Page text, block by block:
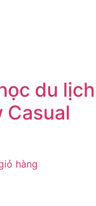
du lịch
Casual
hàng